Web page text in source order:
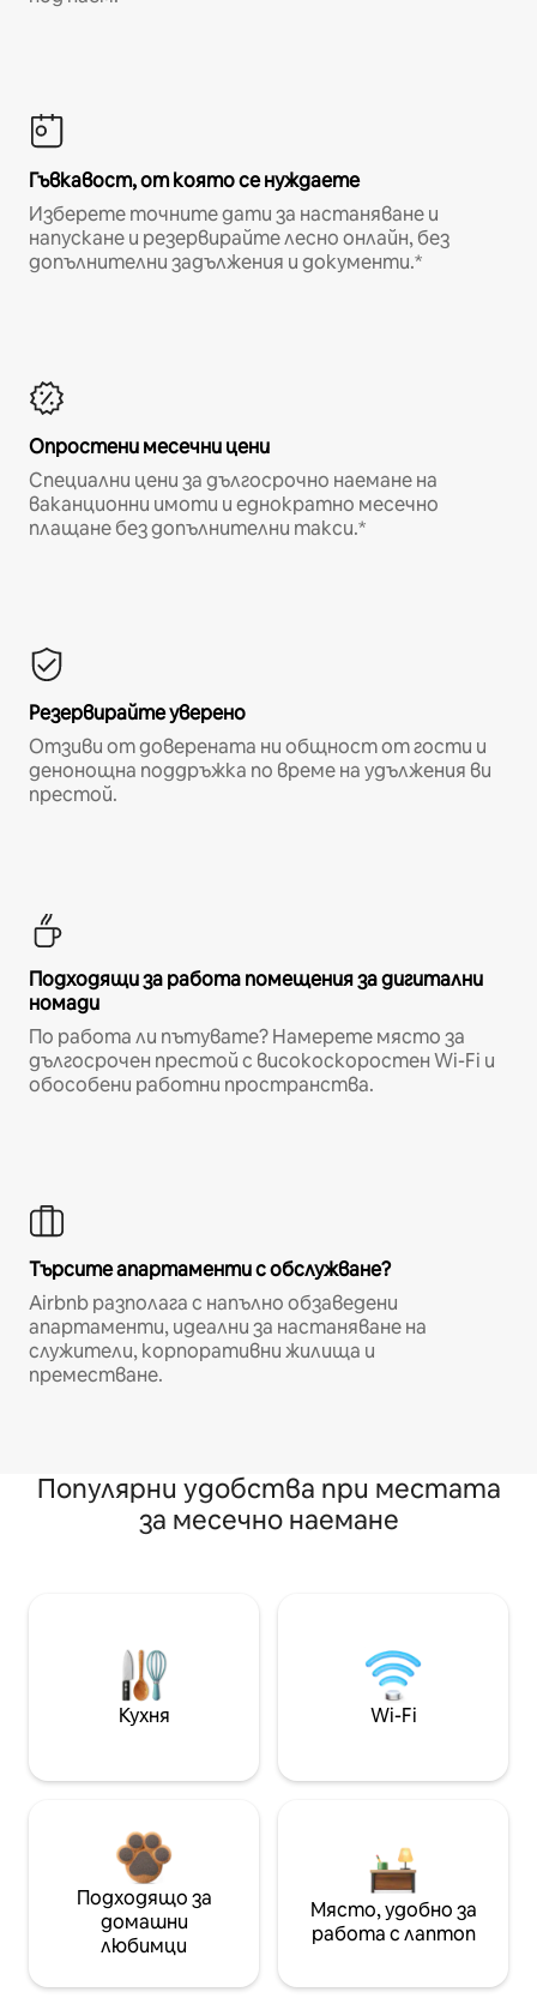
Гъвкавост, от която се нуждаете
Изберете точните дати за настаняване и
напускане и резервирайте лесно онлайн, без
допълнителни задължения и документи.*
Опростени месечни цени
Специални цени за дългосрочно наемане на
ваканционни имоти и еднократно месечно
плащане без допълнителни такси.*
Резервирайте уверено
Отзиви от доверената ни общност от гости и
денонощна поддръжка по време на удължения ви
престой.
Подходящи за работа помещения за дигитални
номади
По работа ли пътувате? Намерете място за
дългосрочен престой с високоскоростен Wi-Fi и
обособени работни пространства.
Търсите апартаменти с обслужване?
Airbnb разполага с напълно обзаведени
апартаменти, идеални за настаняване на
служители, корпоративни жилища и
преместване.
Популярни удобства при местата
за месечно наемане
Кухня Wi-Fi
Подходящо за
домашни
любимци
Място, удобно за
работа с лаптоп